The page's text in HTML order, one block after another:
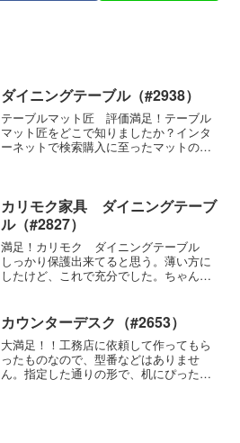
ダイニングテーブル（#2938）
テーブルマット匠 評価満足！テーブル
マット匠をどこで知りましたか？インタ
ーネットで検索購入に至ったマットの特
テーブル、メーカ...
カリモク家具 ダイニングテーブ
ル（#2827）
満足！カリモク ダイニングテーブル
しっかり保護出来てると思う。薄い方に
したけど、これで充分でした。ちゃんと
かったのが残念でした。もう少し型をと
るコツとか取りやすい方法があれば良い
なと思いました。
カウンターデスク（#2653）
大満足！！工務店に依頼して作ってもら
ったものなので、型番などはありませ
ん。指定した通りの形で、机にぴったり